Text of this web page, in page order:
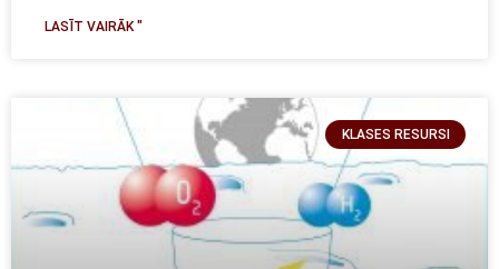
LASĪT VAIRĀK "
KLASES RESURSI